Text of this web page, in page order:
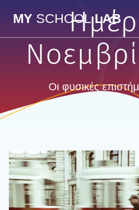
to
MY SCHOOLLAB
Οι φυσικές